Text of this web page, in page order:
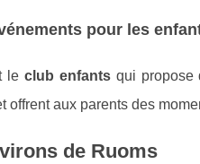
pour les
leclub enfantsqui propose
offrent aux parents des
de Ruoms